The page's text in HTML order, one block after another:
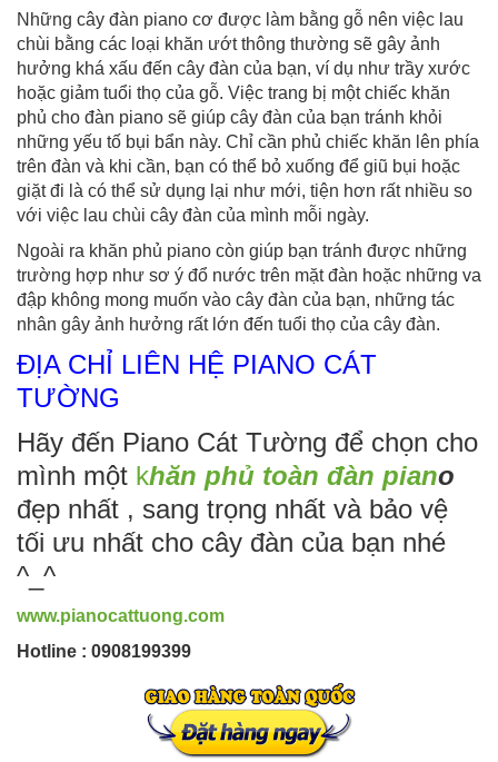
Những cây đàn piano cơ được làm bằng gỗ nên việc lau
chùi bằng các loại khăn ướt thông thường sẽ gây ảnh
hưởng khá xấu đến cây đàn của bạn, ví dụ như trầy xước
hoặc giảm tuổi thọ của gỗ. Việc trang bị một chiếc khăn
phủ cho đàn piano sẽ giúp cây đàn của bạn tránh khỏi
những yếu tố bụi bẩn này. Chỉ cần phủ chiếc khăn lên phía
trên đàn và khi cần, bạn có thể bỏ xuống để giũ bụi hoặc
giặt đi là có thể sử dụng lại như mới, tiện hơn rất nhiều so
với việc lau chùi cây đàn của mình mỗi ngày.
Ngoài ra khăn phủ piano còn giúp bạn tránh được những
trường hợp như sơ ý đổ nước trên mặt đàn hoặc những va
đập không mong muốn vào cây đàn của bạn, những tác
nhân gây ảnh hưởng rất lớn đến tuổi thọ của cây đàn.
ĐỊA CHỈ LIÊN HỆ PIANO CÁT
TƯỜNG
Hãy đến Piano Cát Tường để chọn cho
mình một khăn phủ toàn đàn piano
đẹp nhất , sang trọng nhất và bảo vệ
tối ưu nhất cho cây đàn của bạn nhé
^_^
www.pianocattuong.com
Hotline : 0908199399